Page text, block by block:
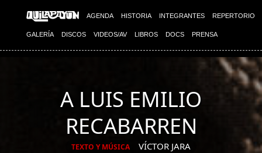
AGENDA HISTORIA INTEGRANTES REPERTORIO
GALERÍA DISCOS VIDEOS/AV LIBROS DOCS PRENSA
A LUIS EMILIO
RECABARREN
TEXTO Y MÚSICA VÍCTOR JARA